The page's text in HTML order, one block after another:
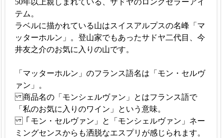
50年以上親しまれている、サドヤのロングセラーアイ
テム。
ラベルに描かれている山はスイスアルプスの名峰「マ
ッターホルン」。登山家でもあったサドヤ二代目、今
井友之介のお気に入りの山です。
「マッターホルン」のフランス語名は「モン・セルヴ
ァン」。
商品名の「モンシェルヴァン」とはフランス語で
「私のお気に入りのワイン」という意味。
「モン・セルヴァン」と「モンシェルヴァン」ネー
ミングセンスからも洒脱なエスプリが感じられます。